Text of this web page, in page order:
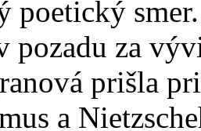
poetický
pozadu za
prišla
a